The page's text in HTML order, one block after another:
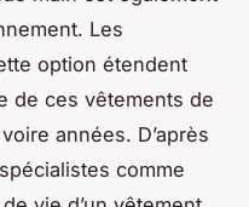
Les
option étendent
de ces vêtements de
années. D’après
comme